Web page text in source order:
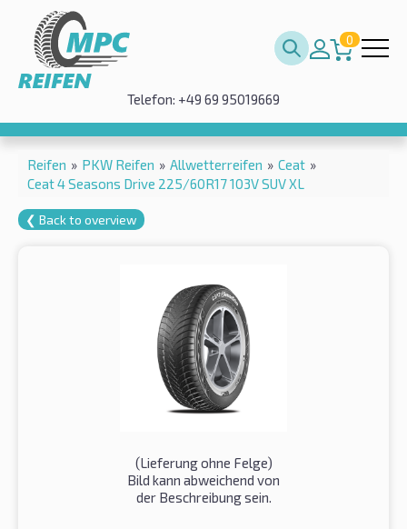
0
Telefon: +49 69 95019669
Reifen » PKW Reifen » Allwetterreifen » Ceat »
Ceat 4 Seasons Drive 225/60R17 103V SUV XL
❮ Back to overview
(Lieferung ohne Felge)
Bild kann abweichend von
der Beschreibung sein.